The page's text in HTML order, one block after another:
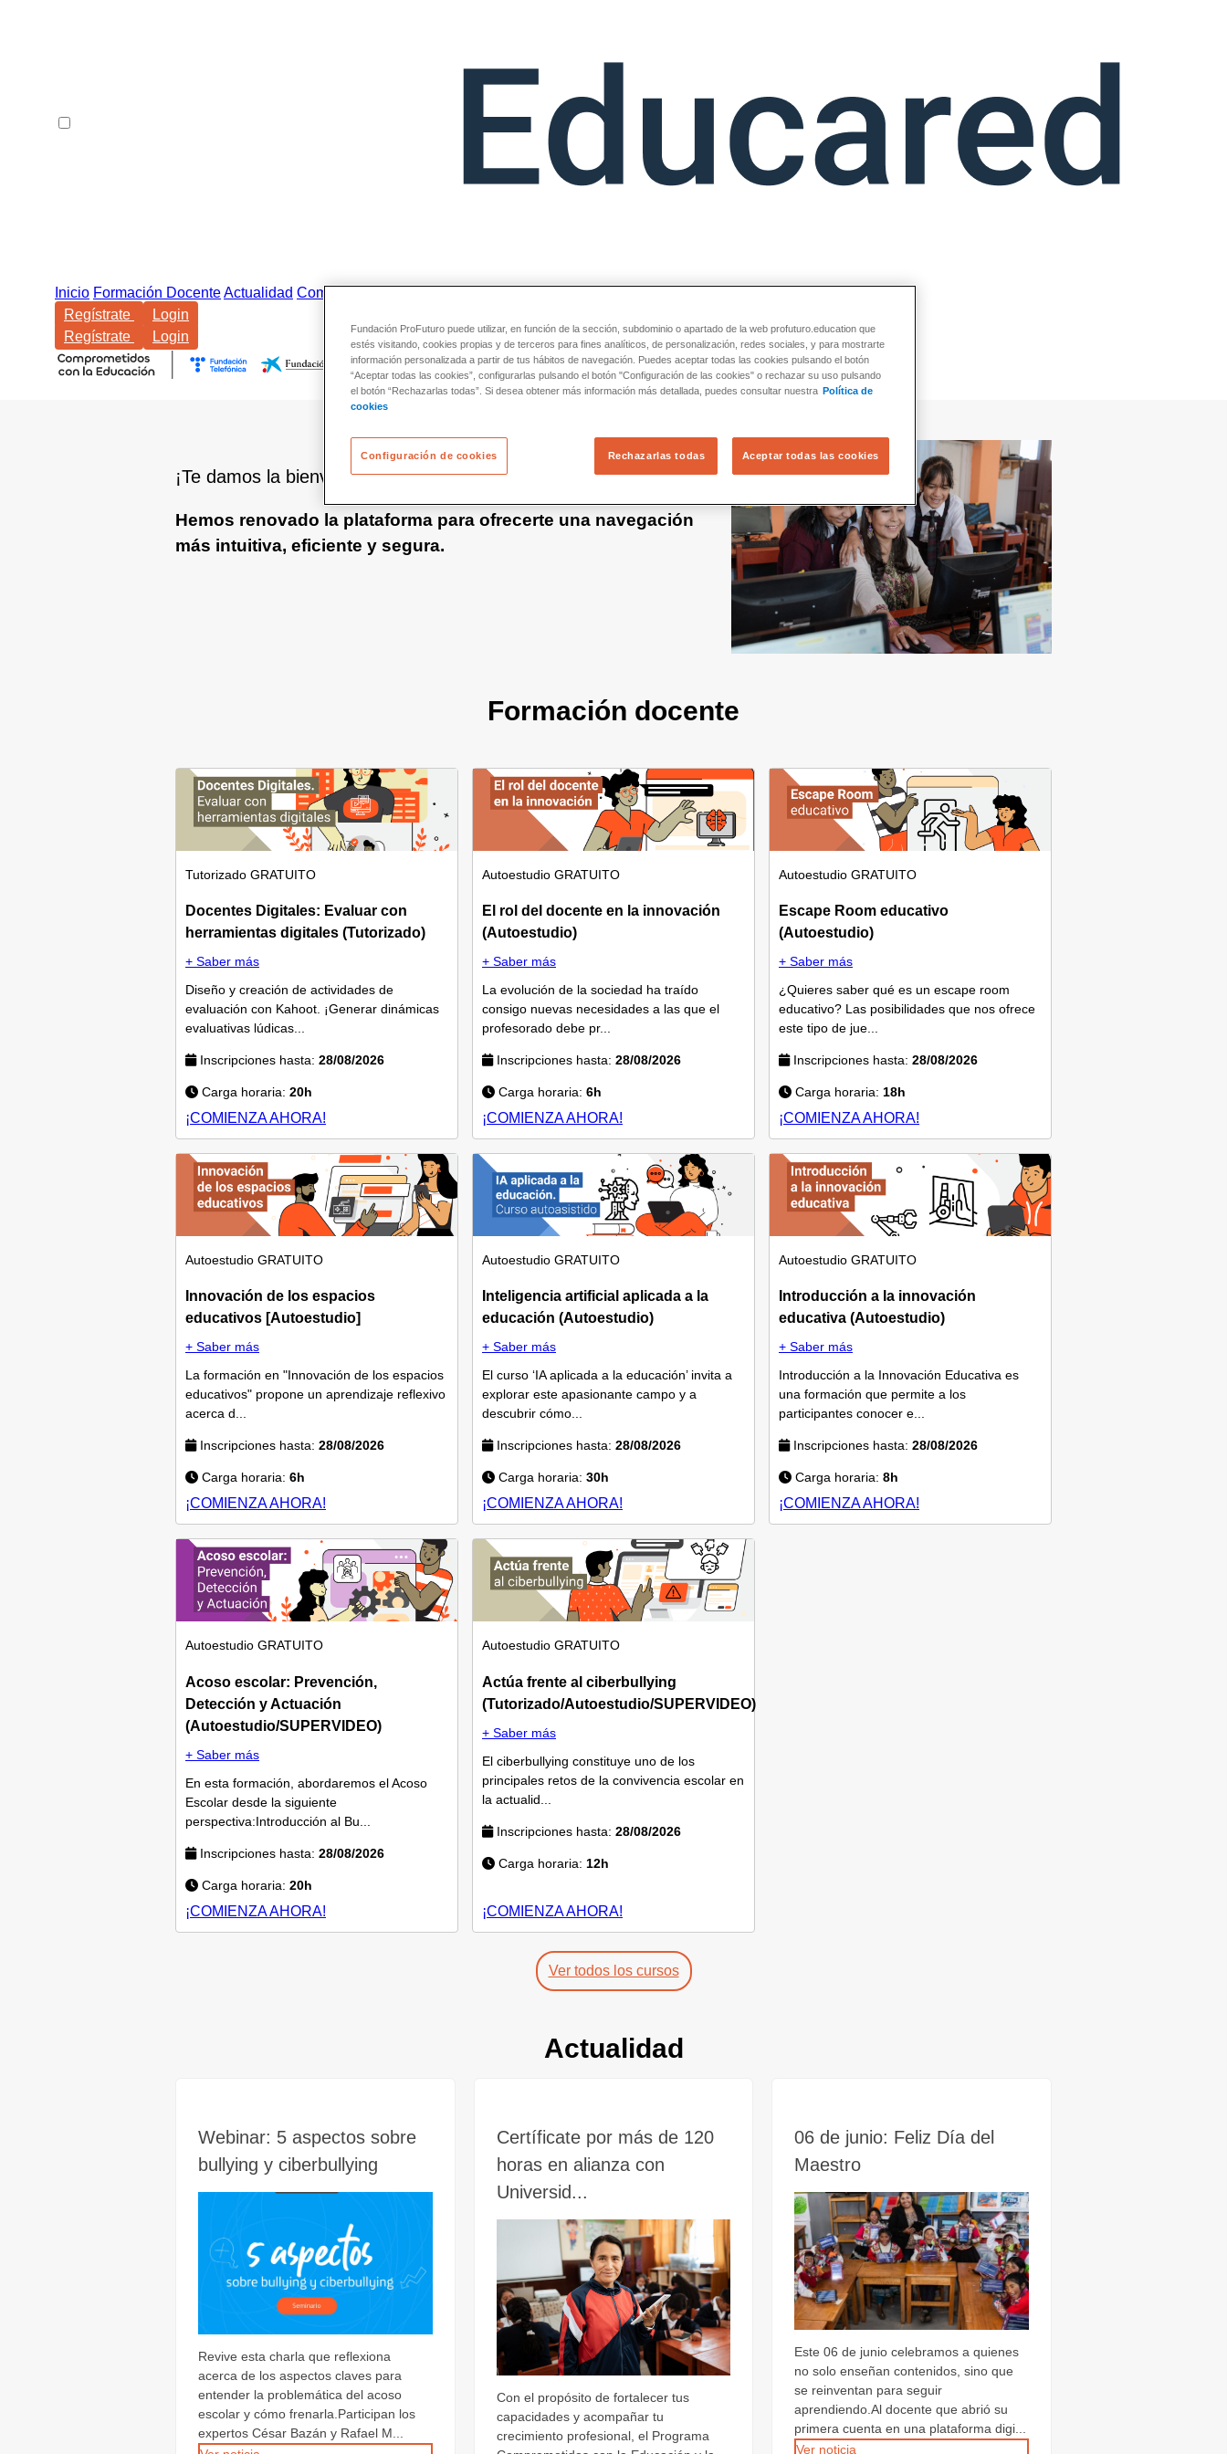
Inicio Formación DocenteActualidad Comunidad
Regístrate
Login
Regístrate
Login
¡Te damos la bienvenida a la nueva versión de Educared!
Hemos renovado la plataforma para ofrecerte una navegación
más intuitiva, eficiente y segura.
Formación docente
Tutorizado GRATUITO
Docentes Digitales: Evaluar con
herramientas digitales (Tutorizado)
+ Saber más
Diseño y creación de actividades de
evaluación con Kahoot. ¡Generar dinámicas
evaluativas lúdicas...
Inscripciones hasta: 28/08/2026
Carga horaria: 20h
¡COMIENZA AHORA!
Autoestudio GRATUITO
El rol del docente en la innovación
(Autoestudio)
+ Saber más
La evolución de la sociedad ha traído
consigo nuevas necesidades a las que el
profesorado debe pr...
Inscripciones hasta: 28/08/2026
Carga horaria: 6h
¡COMIENZA AHORA!
Autoestudio GRATUITO
Escape Room educativo
(Autoestudio)
+ Saber más
¿Quieres saber qué es un escape room
educativo? Las posibilidades que nos ofrece
este tipo de jue...
Inscripciones hasta: 28/08/2026
Carga horaria: 18h
¡COMIENZA AHORA!
Autoestudio GRATUITO
Innovación de los espacios
educativos [Autoestudio]
+ Saber más
La formación en "Innovación de los espacios
educativos" propone un aprendizaje reflexivo
acerca d...
Inscripciones hasta: 28/08/2026
Carga horaria: 6h
¡COMIENZA AHORA!
Autoestudio GRATUITO
Inteligencia artificial aplicada a la
educación (Autoestudio)
+ Saber más
El curso ‘IA aplicada a la educación’ invita a
explorar este apasionante campo y a
descubrir cómo...
Inscripciones hasta: 28/08/2026
Carga horaria: 30h
¡COMIENZA AHORA!
Autoestudio GRATUITO
Introducción a la innovación
educativa (Autoestudio)
+ Saber más
Introducción a la Innovación Educativa es
una formación que permite a los
participantes conocer e...
Inscripciones hasta: 28/08/2026
Carga horaria: 8h
¡COMIENZA AHORA!
Autoestudio GRATUITO
Acoso escolar: Prevención,
Detección y Actuación
(Autoestudio/SUPERVIDEO)
+ Saber más
En esta formación, abordaremos el Acoso
Escolar desde la siguiente
perspectiva:Introducción al Bu...
Inscripciones hasta: 28/08/2026
Carga horaria: 20h
¡COMIENZA AHORA!
Autoestudio GRATUITO
Actúa frente al ciberbullying
(Tutorizado/Autoestudio/SUPERVIDEO)
+ Saber más
El ciberbullying constituye uno de los
principales retos de la convivencia escolar en
la actualid...
Inscripciones hasta: 28/08/2026
Carga horaria: 12h
¡COMIENZA AHORA!
Ver todos los cursos
Actualidad
Webinar: 5 aspectos sobre
bullying y ciberbullying
Revive esta charla que reflexiona
acerca de los aspectos claves para
entender la problemática del acoso
escolar y cómo frenarla.Participan los
expertos César Bazán y Rafael M...
Certíficate por más de 120
horas en alianza con
Universid...
Con el propósito de fortalecer tus
capacidades y acompañar tu
crecimiento profesional, el Programa
06 de junio: Feliz Día del
Maestro
Este 06 de junio celebramos a quienes
no solo enseñan contenidos, sino que
se reinventan para seguir
aprendiendo.Al docente que abrió su
primera cuenta en una plataforma digi...
Ver noticia
Fundación ProFuturo puede utilizar, en función de la sección, subdominio o apartado de la web profuturo.education que
estés visitando, cookies propias y de terceros para fines analíticos, de personalización, redes sociales, y para mostrarte
información personalizada a partir de tus hábitos de navegación. Puedes aceptar todas las cookies pulsando el botón
“Aceptar todas las cookies”, configurarlas pulsando el botón "Configuración de las cookies" o rechazar su uso pulsando
el botón “Rechazarlas todas”. Si desea obtener más información más detallada, puedes consultar nuestra Política de
cookies
Configuración de cookies Rechazarlas todas Aceptar todas las cookies